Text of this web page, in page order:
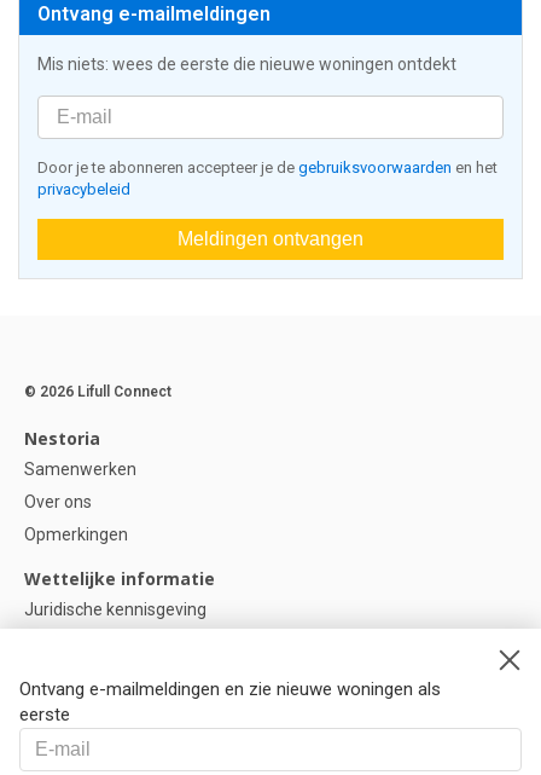
Ontvang e-mailmeldingen
Mis niets: wees de eerste die nieuwe woningen ontdekt
Door je te abonneren accepteer je de gebruiksvoorwaarden en het
privacybeleid
Meldingen ontvangen
Ontvang e-mailmeldingen en zie nieuwe woningen als
eerste
© 2026 Lifull Connect
Nestoria
Samenwerken
Over ons
Opmerkingen
Wettelijke informatie
Juridische kennisgeving
Cookie instellingen
Help